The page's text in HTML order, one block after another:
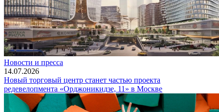
Новости и пресса
14.07.2026
Новый торговый центр станет частью проекта
редевелопмента «Орджоникидзе, 11» в Москве